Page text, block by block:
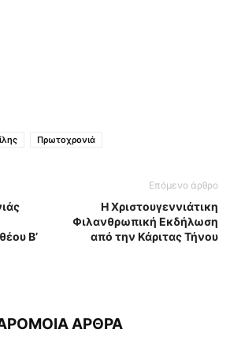
Πρωτοχρονιά
Β’
Επόμενο άρθρο
Η Χριστουγεννιάτικη
Φιλανθρωπική Εκδήλωση
από την Κάριτας Τήνου
ΑΡΘΡΑ